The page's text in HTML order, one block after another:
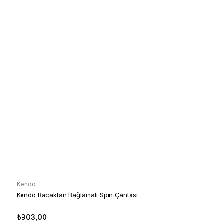
Kendo
Kendo Bacaktan Bağlamalı Spin Çantası
₺903,00